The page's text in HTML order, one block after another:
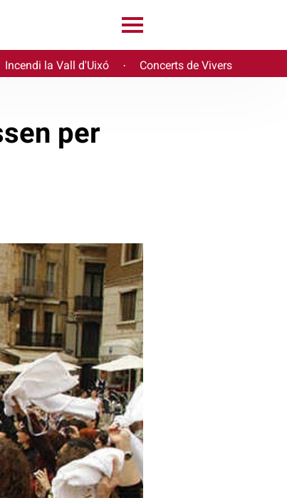
Incendi la Vall d'Uixó · Concerts de Vivers
per